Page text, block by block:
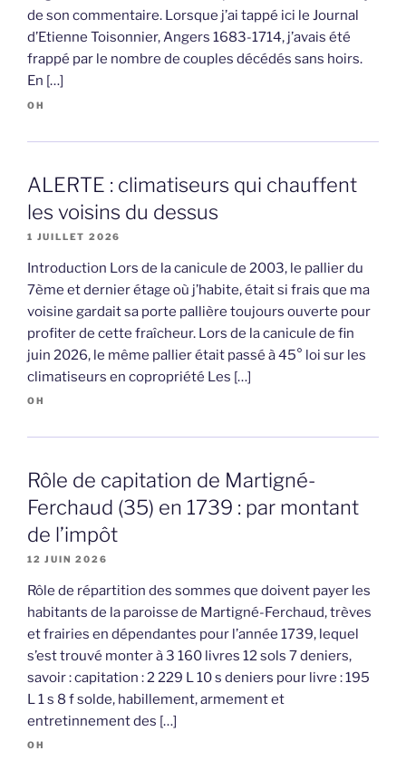
de son commentaire. Lorsque j’ai tappé ici le Journal
d’Etienne Toisonnier, Angers 1683-1714, j’avais été
frappé par le nombre de couples décédés sans hoirs.
En […]
OH
ALERTE : climatiseurs qui chauffent
les voisins du dessus
1 JUILLET 2026
Introduction Lors de la canicule de 2003, le pallier du
7ème et dernier étage où j’habite, était si frais que ma
voisine gardait sa porte pallière toujours ouverte pour
profiter de cette fraîcheur. Lors de la canicule de fin
juin 2026, le même pallier était passé à 45° loi sur les
climatiseurs en copropriété Les […]
OH
Rôle de capitation de Martigné-
Ferchaud (35) en 1739 : par montant
de l’impôt
12 JUIN 2026
Rôle de répartition des sommes que doivent payer les
habitants de la paroisse de Martigné-Ferchaud, trèves
et frairies en dépendantes pour l’année 1739, lequel
s’est trouvé monter à 3 160 livres 12 sols 7 deniers,
savoir : capitation : 2 229 L 10 s deniers pour livre : 195
L 1 s 8 f solde, habillement, armement et
entretinnement des […]
OH